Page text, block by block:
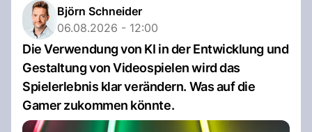
Björn Schneider
06.08.2026 - 12:00
Die Verwendung von KI in der Entwicklung und
Gestaltung von Videospielen wird das
Spielerlebnis klar verändern. Was auf die
Gamer zukommen könnte.